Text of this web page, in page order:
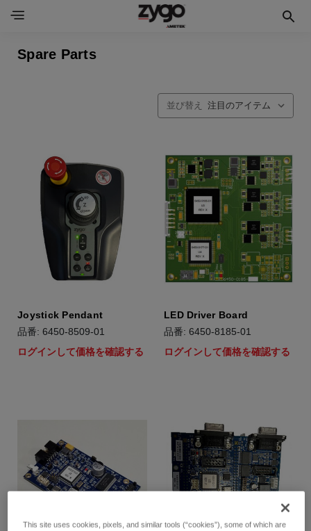
Spare Parts
並び替え
Joystick Pendant
品番: 6450-8509-01
ログインして価格を確認する
LED Driver Board
品番: 6450-8185-01
ログインして価格を確認する
This site uses cookies, pixels, and similar tools (“cookies”), some of which are